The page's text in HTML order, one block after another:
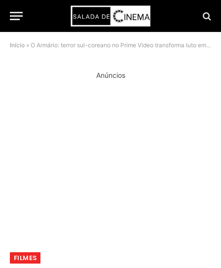
Início » O Armário: terror sul-coreano no Prime Video transforma luto em pesadelo
Anúncios
FILMES